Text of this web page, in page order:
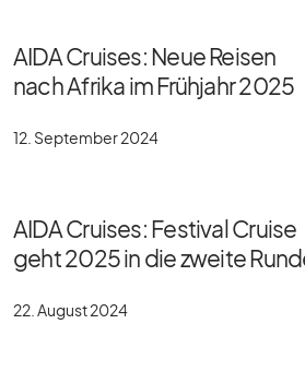
AIDA Cruises: Neue Reisen
nach Afrika im Frühjahr 2025
12. September 2024
AIDA Cruises: Festival Cruise
geht 2025 in die zweite
22. August 2024